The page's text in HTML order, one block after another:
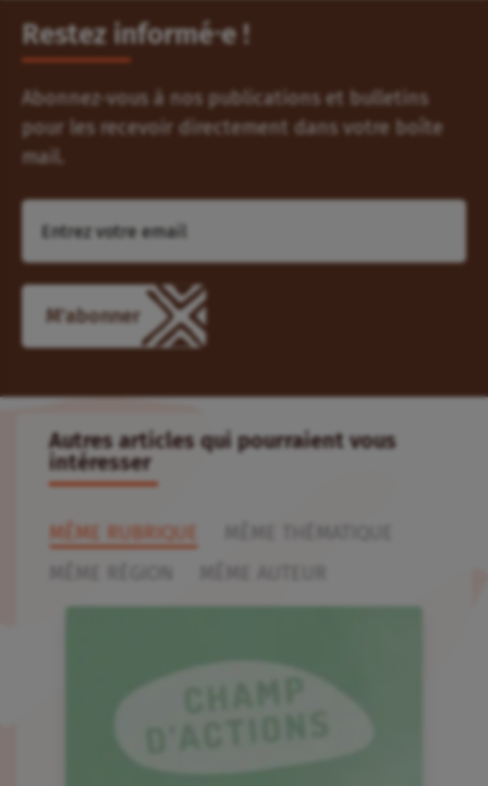
Restez informé⸱e !
Abonnez-vous à nos publications et bulletins
pour les recevoir directement dans votre boîte
mail.
M'abonner
Autres articles qui pourraient vous
intéresser
MÊME RUBRIQUE